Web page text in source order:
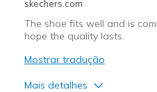
skechers.com
The shoe fits well and is
hope the quality lasts.
Mostrar tradução
Mais detalhes